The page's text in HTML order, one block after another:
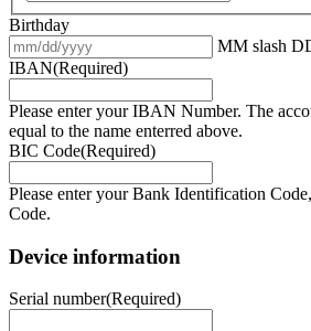
Birthday
MM slash
IBAN(Required)
Please enter your IBAN Number. The
equal to the name enterred above.
BIC Code(Required)
Please enter your Bank Identification
Code.
Device information
Serial number(Required)